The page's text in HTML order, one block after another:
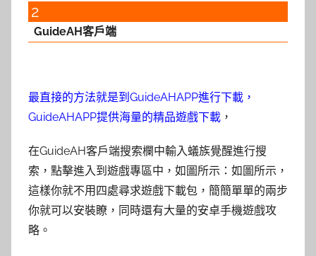
2
GuideAH客戶端
最直接的方法就是到GuideAHAPP進行下載，
GuideAHAPP提供海量的精品遊戲下載 ，
在GuideAH客戶端搜索欄中輸入蟻族覺醒進行搜
索，點擊進入到遊戲專區中，如圖所示：如圖所示，
這樣你就不用四處尋求遊戲下載包，簡簡單單的兩步
你就可以安裝瞭，同時​還有大量的安卓手機遊戲攻
略。